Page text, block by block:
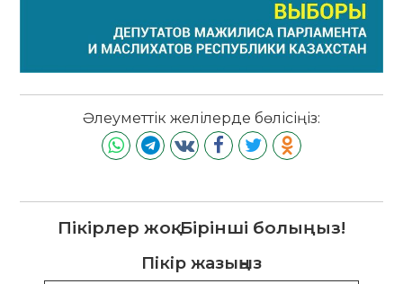
Әлеуметтік желілерде бөлісіңіз:
Пікірлер жоқ. Бірінші болыңыз!
Пікір жазыңыз